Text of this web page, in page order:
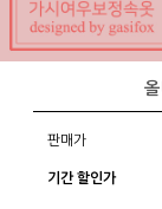
판매가
기간 할인가